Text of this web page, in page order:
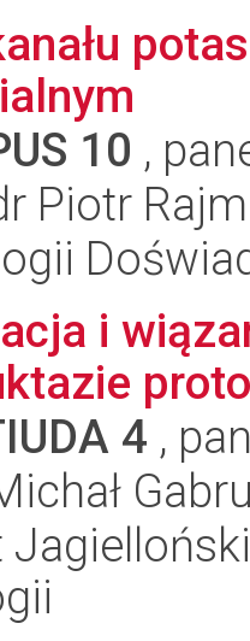
10 ,
Piotr
i
4 ,